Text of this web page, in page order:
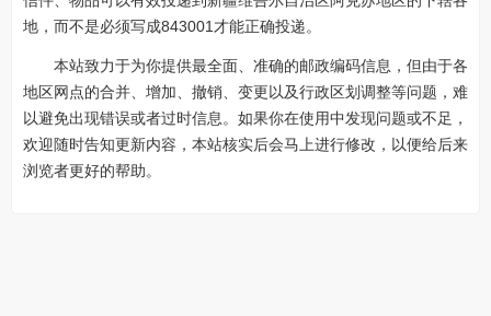
地，而不是必须写成843001才能正确投递。
本站致力于为你提供最全面、准确的邮政编码信息，但由于各
地区网点的合并、增加、撤销、变更以及行政区划调整等问题，难
以避免出现错误或者过时信息。如果你在使用中发现问题或不足，
欢迎随时告知更新内容，本站核实后会马上进行修改，以便给后来
浏览者更好的帮助。